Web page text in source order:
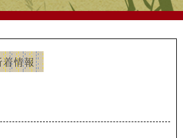
Tel:045-912-9984
時間 09:00〜17:00
着情報